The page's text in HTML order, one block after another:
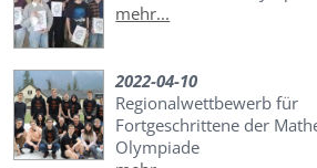
mehr...
2022-04-10
Regionalwettbewerb für
Fortgeschrittene der
Olympiade